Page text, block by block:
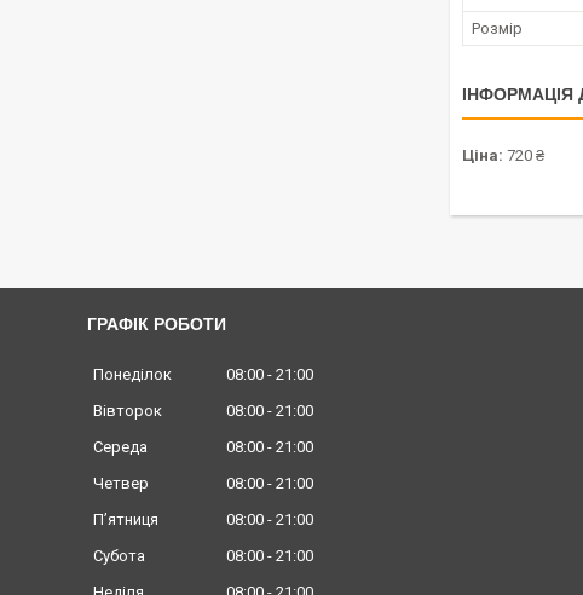
Розмір
Ціна: 720 ₴
ГРАФІК РОБОТИ
Понеділок 08:00
21:00
Вівторок
08:00
21:00
Середа
08:00
21:00
Четвер
08:00
21:00
Пʼятниця
08:00
21:00
Субота
08:00
21:00